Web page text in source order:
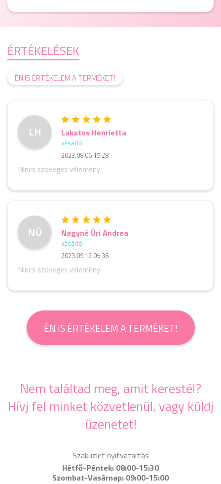
ÉRTÉKELÉSEK
ÉN IS ÉRTÉKELEM A TERMÉKET!
LH Lakatos Henrietta
vásárló
2023.08.06 15:28
Nincs szöveges vélemény.
NÚ Nagyné Úri Andrea
vásárló
2023.09.12 05:36
Nincs szöveges vélemény.
ÉN IS ÉRTÉKELEM A TERMÉKET!
Nem találtad meg, amit kerestél?
Hívj fel minket közvetlenül, vagy küldj
üzenetet!
Szaküzlet nyitvatartás
Hétfő-Péntek: 08:00-15:30
Szombat-Vasárnap: 09:00-15:00